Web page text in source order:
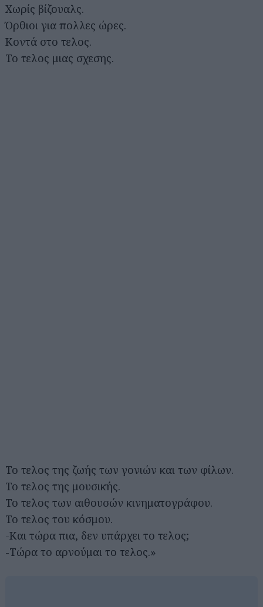
Χωρίς βίζουαλς.
Όρθιοι για πολλες ώρες.
Κοντά στο τελος.
Το τελος μιας σχεσης.
Το τελος της ζωής των γονιών και των φίλων.
Το τελος της μουσικής.
Το τελος των αιθουσών κινηματογράφου.
Το τελος του κόσμου.
-Και τώρα πια, δεν υπάρχει το τελος;
-Τώρα το αρνούμαι το τελος.»